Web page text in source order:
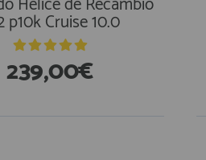
p10k Cruise 10.0
239,00€